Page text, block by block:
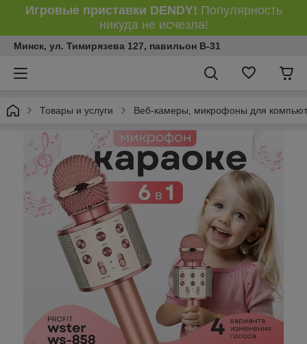
Игровые приставки DENDY! Популярность
никуда не исчезла!
Минск, ул. Тимирязева 127, павильон В-31
Товары и услуги Веб-камеры, микрофоны для